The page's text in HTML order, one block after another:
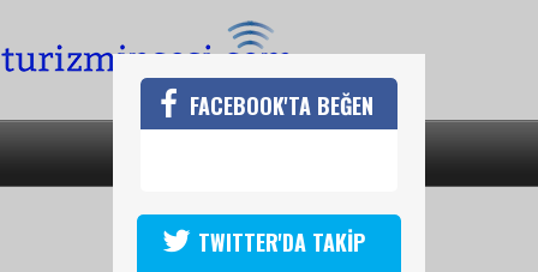
THY’YE HAKSIZ REKABET DAVASI
FACEBOOK'TA BEĞEN
TWITTER'DA TAKİP